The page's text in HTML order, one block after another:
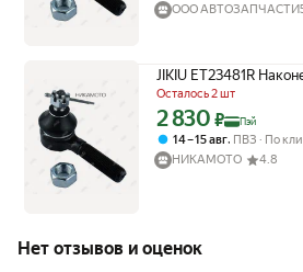
ООО
JIKIU ET23481R
Осталось 2 шт
Цена с картой Яндекс
2 830 ₽ Пэй
14 – 15 авг, ПВЗ
По
НИКАМОТО
4.8
Нет отзывов и оценок